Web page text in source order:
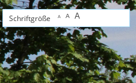
Schriftgröße A A A